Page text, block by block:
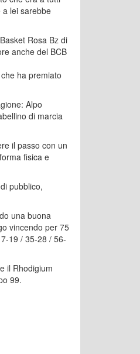
a lei sarebbe
Rosa Bz di
anche del BCB
ha premiato
Alpo
di marcia
il passo con un
fisica e
pubblico,
una buona
vincendo per 75
19 / 35-28 / 56-
il Rhodigium
99.